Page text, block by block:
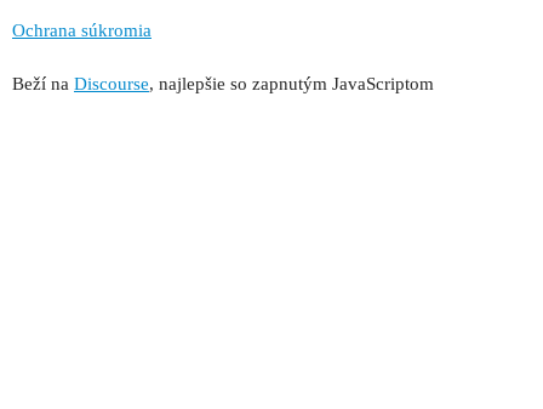
Ochrana súkromia
Beží na Discourse, najlepšie so zapnutým JavaScriptom